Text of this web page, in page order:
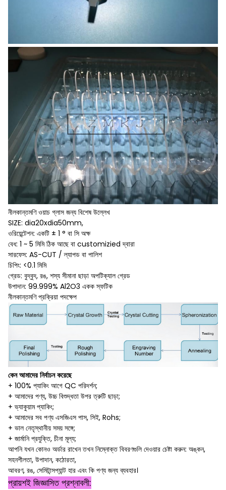
নীলকান্তমণি ওয়াচ গ্লাস জন্য বিশেষ উল্লেখ
SIZE: dia20xdia50mm,
ওরিয়েন্টেশন: একটি ± 1 ° বা সি অক্ষ
বেধ: 1 ~ 5 মিমি ঠিক আছে বা customizied দ্বারা
সারফেস: AS-CUT / ল্যাপড বা পালিশ
চিপিং: <0.1 মিমি
গ্রেড: বুদ্বুদ, রঙ, শস্য সীমানা ছাড়া অপটিক্যাল গ্রেড
উপাদান: 99.999% Al2O3 একক স্ফটিক
নীলকান্তমণি প্রক্রিয়া পদক্ষেপ
কেন আমাদের নির্বাচন করেছে
+ 100% প্যাকিং আগে QC পরিদর্শন;
+ আমাদের পণ্য, উচ্চ বিশুদ্ধতা উপর ত্রুটি ছাড়া;
+ ভ্যাকুয়াম প্যাকিং;
+ আমাদের সব পণ্য এসজিএস পাস, সিই, Rohs;
+ ভাল নেতৃস্থানীয় সময় সঙ্গে;
+ জার্মানি প্রযুক্তি, চীনা মূল্য;
আপনি যখন কোনও অর্ডার রাখেন তখন নিম্নোক্ত বিবরণগুলি দেওয়ার চেষ্টা করুন: অঙ্কন,
সহনশীলতা, উপাদান, কঠোরতা,
আবরণ, রঙ, সেমিটান্সপ্যান্ট হার এবং কি পণ্য জন্য ব্যবহার।
প্রায়শই জিজ্ঞাসিত প্রশ্নাবলী: